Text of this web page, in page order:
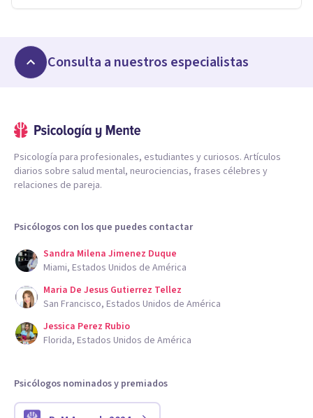
Consulta a nuestros especialistas
Psicología para profesionales, estudiantes y curiosos. Artículos
diarios sobre salud mental, neurociencias, frases célebres y
relaciones de pareja.
Psicólogos con los que puedes contactar
Sandra Milena Jimenez Duque
Miami, Estados Unidos de América
Maria De Jesus Gutierrez Tellez
San Francisco, Estados Unidos de América
Jessica Perez Rubio
Florida, Estados Unidos de América
Psicólogos nominados y premiados